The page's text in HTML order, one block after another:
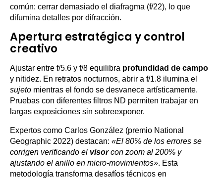
común: cerrar demasiado el diafragma (f/22), lo que
difumina detalles por difracción.
Apertura estratégica y control
creativo
Ajustar entre f/5.6 y f/8 equilibra profundidad de campo
y nitidez. En retratos nocturnos, abrir a f/1.8 ilumina el
sujeto mientras el fondo se desvanece artísticamente.
Pruebas con diferentes filtros ND permiten trabajar en
largas exposiciones sin sobreexponer.
Expertos como Carlos González (premio National
Geographic 2022) destacan: «El 80% de los errores se
corrigen verificando el visorcon zoom al 200% y
ajustando el anillo en micro-movimientos». Esta
metodología transforma desafíos técnicos en